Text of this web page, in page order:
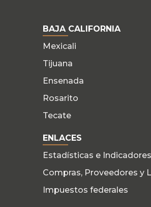
BAJA CALIFORNIA
Mexicali
Tijuana
Ensenada
Rosarito
Tecate
ENLACES
Estadísticas e Indicadores
Compras, Proveedores y
Impuestos federales